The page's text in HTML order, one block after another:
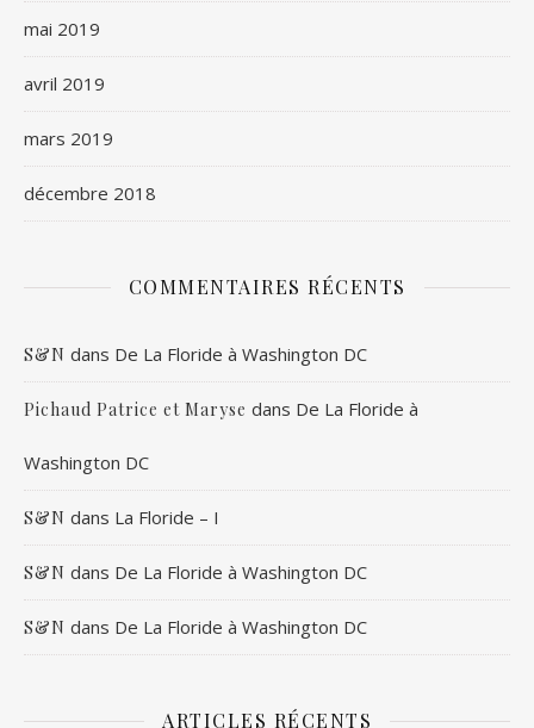
mai 2019
avril 2019
mars 2019
décembre 2018
COMMENTAIRES RÉCENTS
S&N dans De La Floride à Washington DC
Pichaud Patrice et Maryse dans De La Floride à
Washington DC
S&N dans La Floride – I
S&N dans De La Floride à Washington DC
S&N dans De La Floride à Washington DC
ARTICLES RÉCENTS